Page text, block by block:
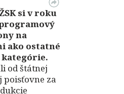
si v roku
na
ako ostatné
od štátnej
poisťovne za